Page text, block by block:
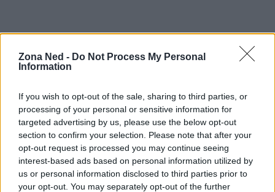
Zona Ned - Do Not Process My Personal
Information
If you wish to opt-out of the sale, sharing to third parties, or
processing of your personal or sensitive information for
targeted advertising by us, please use the below opt-out
section to confirm your selection. Please note that after your
opt-out request is processed you may continue seeing
interest-based ads based on personal information utilized by
us or personal information disclosed to third parties prior to
your opt-out. You may separately opt-out of the further